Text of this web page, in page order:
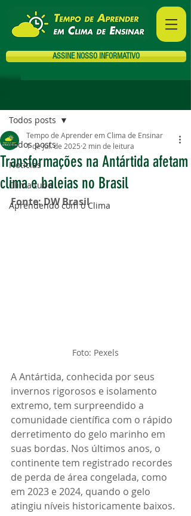
ASSINE NOSSO INFORMATIVO
Todos posts
Notícias
Clima tube
Aprendendo com o Clima
Todos posts
Transformações na Antártida afetam
clima e baleias no Brasil
Tempo de Aprender em Clima de Ensinar
1 de jul. de 2025 2 min de leitura
Fonte: DW Brasil
Foto: Pexels
A Antártida, conhecida por seus
invernos rigorosos e isolamento
extremo, tem surpreendido a
comunidade científica com o rápido
derretimento do gelo marinho em
suas bordas. Nos últimos anos, o
continente tem registrado recordes
de perda de área congelada, como
em 2023 e 2024, quando o gelo
atingiu níveis historicamente baixos.